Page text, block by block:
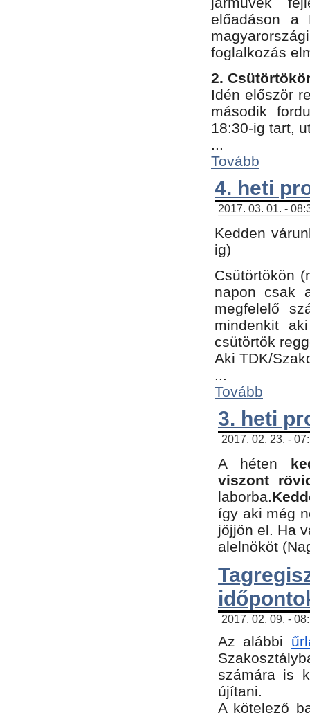
előadáson a
foglalkozás
2.
Idén először
második
18:30-ig tart,
...
Tovább
4. heti
2017. 03. 01. -
Kedden
ig)
Csütörtökön
napon csak
megfelelő
mindenkit
csütörtök
Aki TDK/
...
Tovább
3. heti
2017. 02. 23. -
A héten
viszont
laborba.
így aki még
jöjjön el. Ha
alelnököt
2017. 02. 09. -
Az alábbi
számára is
újítani.
​A kötelező